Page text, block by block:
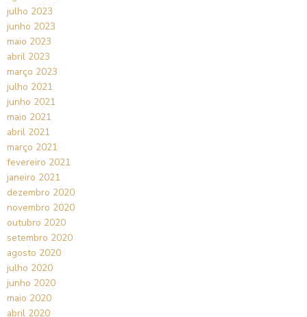
julho 2023
junho 2023
maio 2023
abril 2023
março 2023
julho 2021
junho 2021
maio 2021
abril 2021
março 2021
fevereiro 2021
janeiro 2021
dezembro 2020
novembro 2020
outubro 2020
setembro 2020
agosto 2020
julho 2020
junho 2020
maio 2020
abril 2020